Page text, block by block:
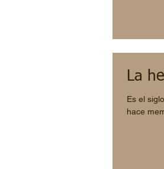
La
Es el
hace